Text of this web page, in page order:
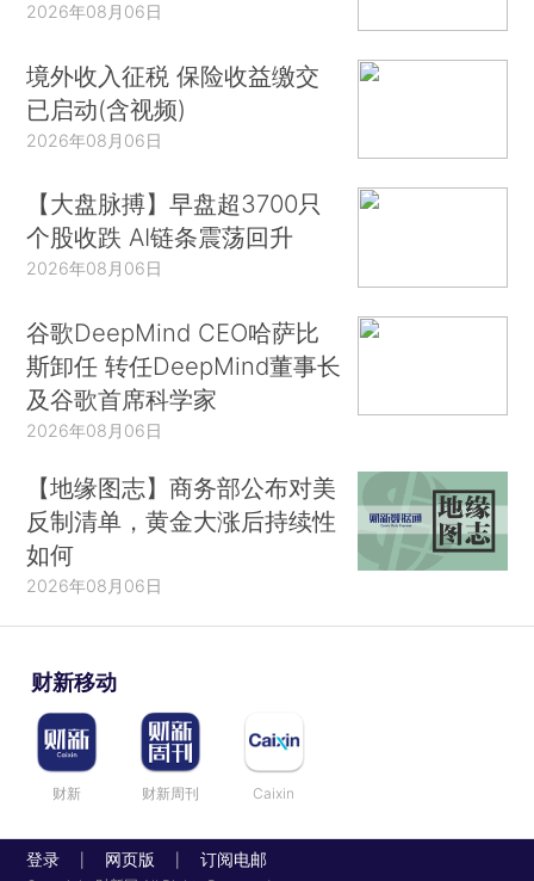
2026年08月06日
境外收入征税 保险收益缴交
已启动(含视频)
2026年08月06日
【大盘脉搏】早盘超3700只
个股收跌 AI链条震荡回升
2026年08月06日
谷歌DeepMind CEO哈萨比
斯卸任 转任DeepMind董事长
及谷歌首席科学家
2026年08月06日
【地缘图志】商务部公布对美
反制清单，黄金大涨后持续性
如何
2026年08月06日
财新移动
财新 财新周刊 Caixin
登录 网页版 订阅电邮